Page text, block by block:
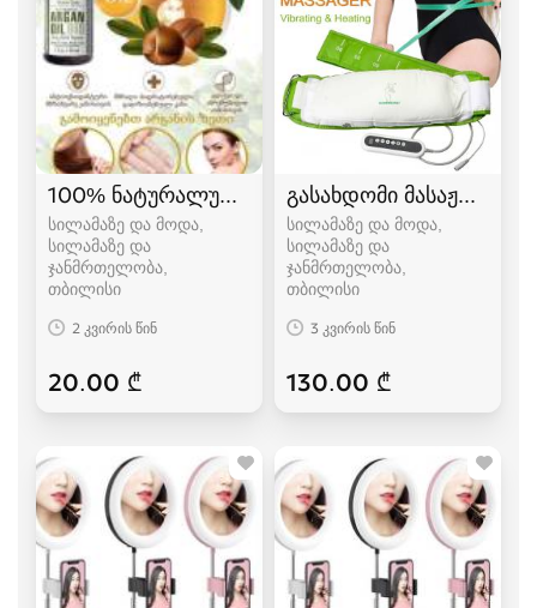
100% ნატურალური არგანის ზეთი.
სილამაზე და მოდა,
სილამაზე და
ჯანმრთელობა
თბილისი
2 კვირის წინ
20.00 ₾
გასახდომი მასაჟორი
სილამაზე და მოდა,
სილამაზე და
ჯანმრთელობა
თბილისი
3 კვირის წინ
130.00 ₾